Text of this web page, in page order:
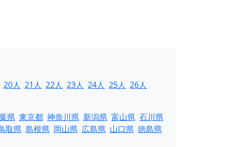
20人 21人 22人 23人 24人 25人 26人
県 東京都 神奈川県 新潟県 富山県 石川県
取県 島根県 岡山県 広島県 山口県 徳島県